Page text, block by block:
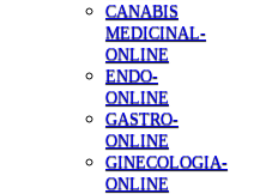
CANABIS
MEDICINAL-
ONLINE
ENDO-
ONLINE
GASTRO-
ONLINE
GINECOLOGIA-
ONLINE